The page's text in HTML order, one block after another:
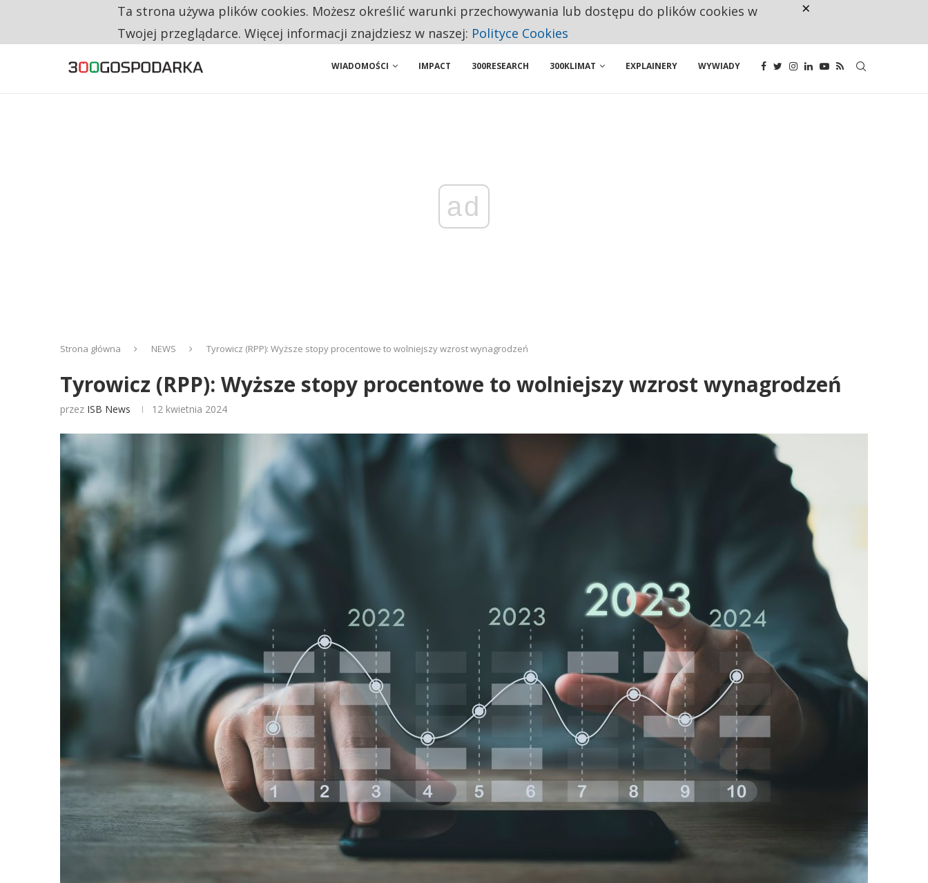
CO TRZECIĄ ZŁOTÓWKĘ Z EMERYTURY SENIORZY PRZEZNACZAJĄ NA PODSTAWOWE ZAKUPY
WIADOMOŚCI IMPACT 300RESEARCH 300KLIMAT EXPLAINERY WYWIADY
ad
Strona główna NEWS Tyrowicz (RPP): Wyższe stopy procentowe to wolniejszy wzrost wynagrodzeń
Tyrowicz (RPP): Wyższe stopy procentowe to wolniejszy wzrost wynagrodzeń
przez ISB News 12 kwietnia 2024
Ta strona używa plików cookies. Możesz określić warunki przechowywania lub dostępu do plików cookies w
Twojej przeglądarce. Więcej informacji znajdziesz w naszej: Polityce Cookies
×